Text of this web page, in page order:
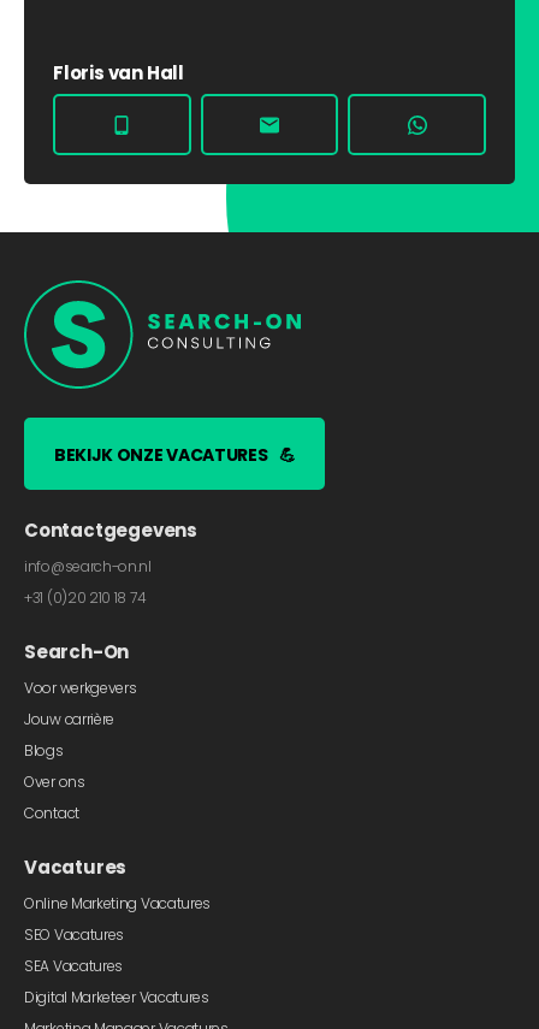
Floris van Hall
BEKIJK ONZE VACATURES 💪
Contactgegevens
info@search-on.nl
+31 (0)20 210 18 74
Search-On
Voor werkgevers
Jouw carrière
Blogs
Over ons
Contact
Vacatures
Online Marketing Vacatures
SEO Vacatures
SEA Vacatures
Digital Marketeer Vacatures